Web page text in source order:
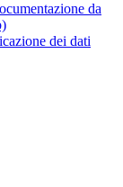
da
dei dati